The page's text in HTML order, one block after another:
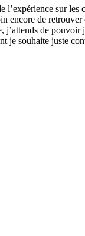
sur
encore de
de
souhaite juste